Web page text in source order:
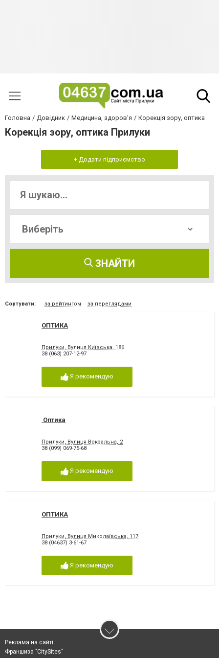
Головна Довідник Медицина, здоров'я Корекція зору, оптика
Корекція зору, оптика Прилуки
+ Додати підприємство
ЗНАЙТИ
Сортувати: за рейтингом за переглядами
ОПТИКА
Прилуки, Вулиця Київська, 186
38 (063) 207-12-97
Я рекомендую
Оптика
Прилуки, Вулиця Вокзальна, 2
38 (099) 069-75-68
Я рекомендую
ОПТИКА
Прилуки, Вулиця Миколаївська, 117
38 (04637) 3-61-67
Я рекомендую
Реклама на сайті
Франшиза "CitySites"